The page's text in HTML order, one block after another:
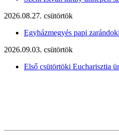
2026.08.27. csütörtök
Egyházmegyés papi
2026.09.03. csütörtök
Első csütörtöki Eucharisztia